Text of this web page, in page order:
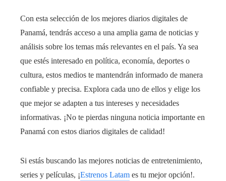
Con esta selección de los mejores diarios digitales de
Panamá, tendrás acceso a una amplia gama de noticias y
análisis sobre los temas más relevantes en el país. Ya sea
que estés interesado en política, economía, deportes o
cultura, estos medios te mantendrán informado de manera
confiable y precisa. Explora cada uno de ellos y elige los
que mejor se adapten a tus intereses y necesidades
informativas. ¡No te pierdas ninguna noticia importante en
Panamá con estos diarios digitales de calidad!
Si estás buscando las mejores noticias de entretenimiento,
series y películas, ¡Estrenos Latam es tu mejor opción!.